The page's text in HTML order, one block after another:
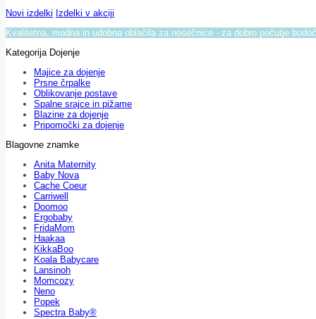
Novi izdelki Izdelki v akciji
Kvalitetna, modna in udobna oblačila za nosečnice - za dobro počutje
Kategorija Dojenje
Majice za dojenje
Prsne črpalke
Oblikovanje postave
Spalne srajce in pižame
Blazine za dojenje
Pripomočki za dojenje
Blagovne znamke
Anita Maternity
Baby Nova
Cache Coeur
Carriwell
Doomoo
Ergobaby
FridaMom
Haakaa
KikkaBoo
Koala Babycare
Lansinoh
Momcozy
Neno
Popek
Spectra Baby®